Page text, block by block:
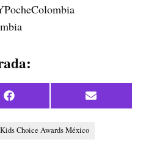
Compartir
en
Facebook Compartir
en
Email
Kids Choice Awards México